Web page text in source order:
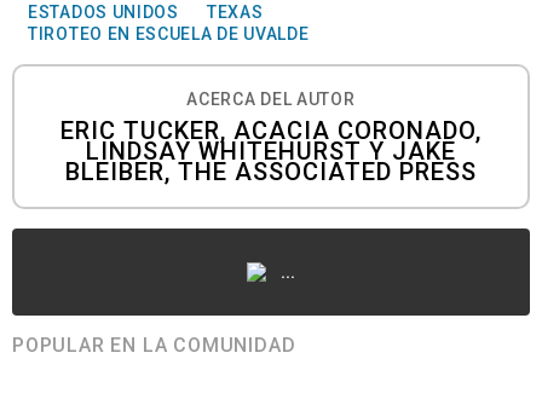
ESTADOS UNIDOS
TEXAS
TIROTEO EN ESCUELA DE UVALDE
ACERCA DEL AUTOR
ERIC TUCKER, ACACIA CORONADO,
LINDSAY WHITEHURST Y JAKE
BLEIBER, THE ASSOCIATED PRESS
...
POPULAR EN LA COMUNIDAD